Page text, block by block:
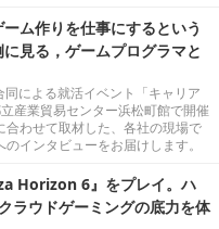
ーム作りを仕事にするという
見る，ゲームプログラマと
による就活イベント「キャリア
産業貿易センター浜松町館で開催
合わせて取材した、各社の現場で
インタビューをお届けします。
Horizon 6』をプレイ。ハ
ラウドゲーミングの底力を体